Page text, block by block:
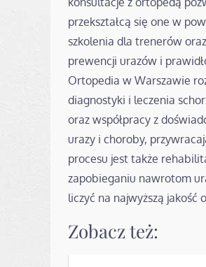
przekształcą się one w
szkolenia dla trenerów
prewencji urazów i
Ortopedia w Warszawie
diagnostyki i leczenia
oraz współpracy z
urazy i choroby,
procesu jest także
zapobieganiu nawrotom
liczyć na najwyższą jakość
Zobacz też: